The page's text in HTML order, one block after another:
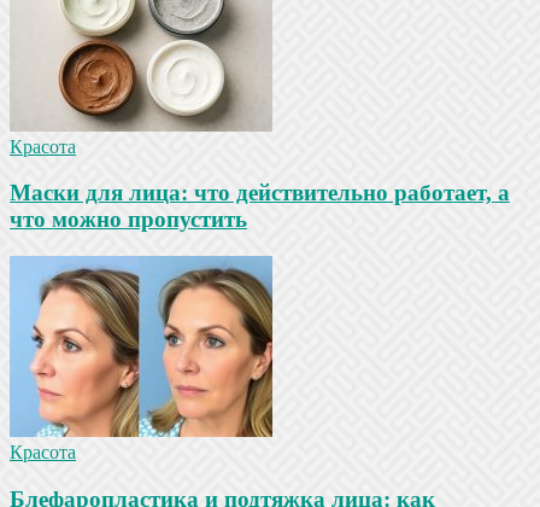
Красота
Маски для лица: что действительно работает, а
что можно пропустить
Красота
Блефаропластика и подтяжка лица: как